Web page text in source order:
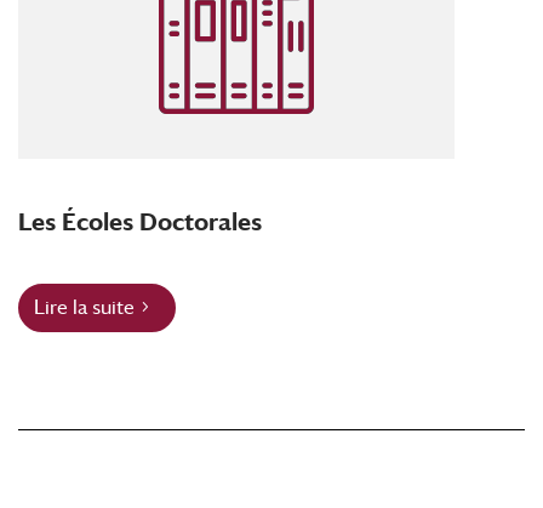
Les Écoles Doctorales
Lire la suite